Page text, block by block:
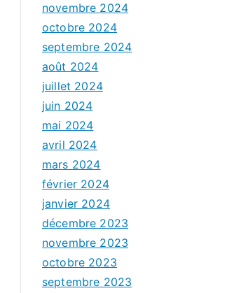
novembre 2024
octobre 2024
septembre 2024
août 2024
juillet 2024
juin 2024
mai 2024
avril 2024
mars 2024
février 2024
janvier 2024
décembre 2023
novembre 2023
octobre 2023
septembre 2023